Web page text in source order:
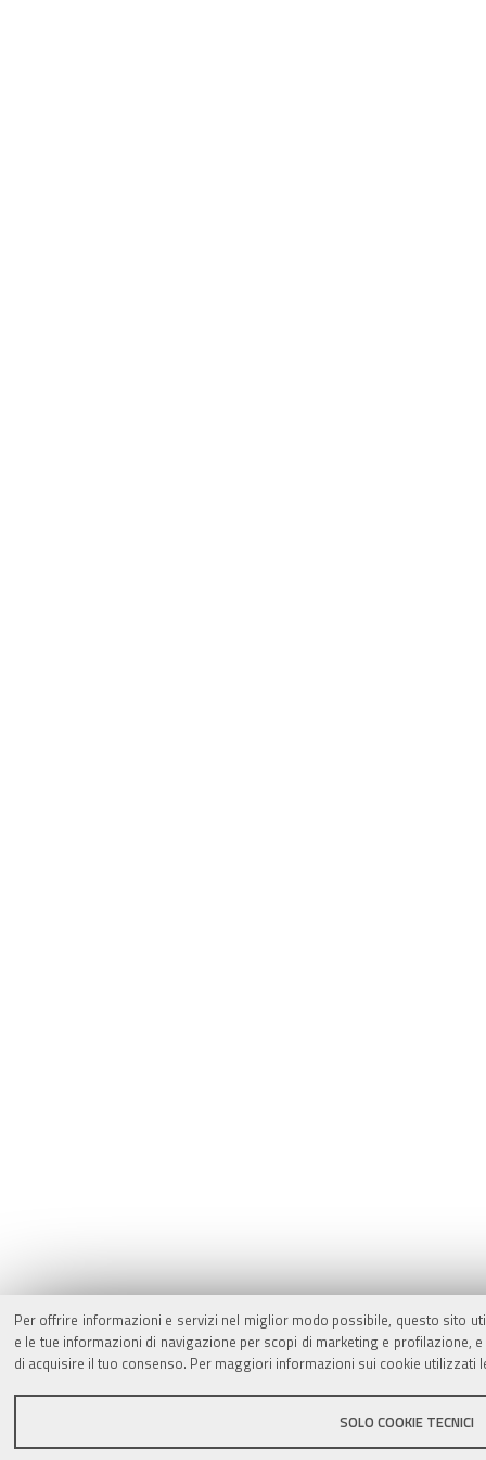
Per offrire informazioni e servizi nel miglior modo possibile, questo sito
e le tue informazioni di navigazione per scopi di marketing e
di acquisire il tuo consenso. Per maggiori informazioni sui cookie utilizzati
SOLO COOKIE TECNICI